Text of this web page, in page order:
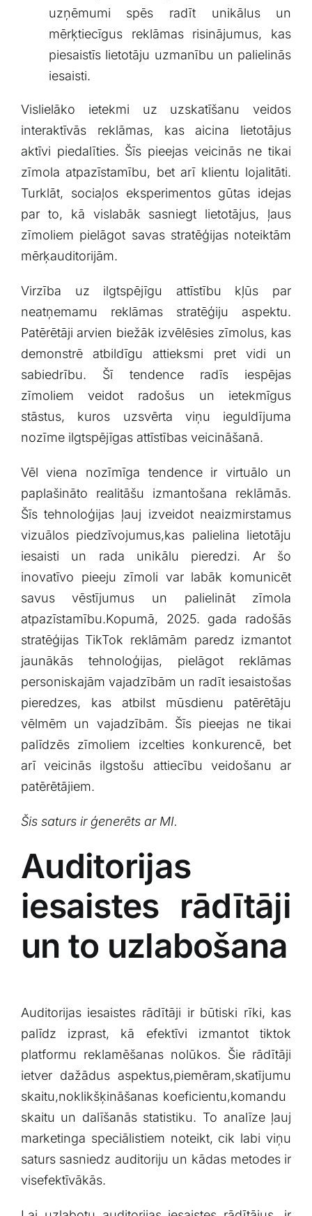
uzņēmumi spēs radīt unikālus un
mērķtiecīgus‍ reklāmas risinājumus, kas
piesaistīs lietotāju uzmanību un ⁤palielinās
iesaisti.
Vislielāko ietekmi uz uzskatīšanu ⁤veidos
interaktīvās reklāmas, kas ⁤aicina ‌lietotājus
aktīvi piedalīties. Šīs pieejas veicinās ne tikai
zīmola atpazīstamību,⁣ bet arī ⁢klientu ⁢lojalitāti.
‌Turklāt, sociaļos eksperimentos gūtas idejas⁢
par to, kā ⁤vislabāk sasniegt lietotājus,⁢ ļaus
⁤zīmoliem pielāgot savas stratēģijas noteiktām
⁢mērķauditorijām.
Virzība uz ilgtspējīgu ⁣attīstību ⁢kļūs par
neatņemamu ⁢reklāmas stratēģiju aspektu.
Patērētāji arvien ‍biežāk izvēlēsies zīmolus, kas
demonstrē atbildīgu⁢ attieksmi pret ⁣vidi un
sabiedrību. Šī tendence radīs iespējas
zīmoliem‌ veidot radošus ⁣un ietekmīgus
stāstus, kuros uzsvērta⁢ viņu ieguldījuma
nozīme ilgtspējīgas attīstības veicināšanā.
Vēl viena‌ nozīmīga tendence ir virtuālo un⁢
paplašināto ⁢realitāšu‌ izmantošana reklāmās.
Šīs tehnoloģijas​ ļauj⁢ izveidot neaizmirstamus
vizuālos piedzīvojumus,kas palielina lietotāju
‌iesaisti un rada​ unikālu pieredzi. ‌Ar šo
inovatīvo ‌pieeju zīmoli var labāk komunicēt
⁢savus vēstījumus un‌ palielināt zīmola
atpazīstamību.Kopumā, 2025. gada radošās
stratēģijas ‍TikTok reklāmām paredz izmantot
jaunākās tehnoloģijas, pielāgot reklāmas
personiskajām vajadzībām un radīt iesaistošas
pieredzes, kas atbilst mūsdienu patērētāju
vēlmēm un ‌vajadzībām. Šīs pieejas ne tikai
palīdzēs ‌zīmoliem izcelties konkurencē, bet
arī veicinās ilgstošu ‍attiecību‍ veidošanu ⁤ar
patērētājiem.
Šis saturs ir⁢ ģenerēts ar MI.
Auditorijas
iesaistes rādītāji
un to uzlabošana
Auditorijas iesaistes rādītāji ir būtiski rīki, kas
palīdz izprast, kā efektīvi izmantot tiktok
platformu⁢ reklamēšanas ⁢nolūkos. Šie⁢ rādītāji
ietver dažādus aspektus,piemēram,skatījumu
skaitu,noklikšķināšanas koeficientu,komandu ​
skaitu un dalīšanās statistiku. To analīze ļauj
marketinga speciālistiem noteikt, cik labi viņu
saturs sasniedz auditoriju un kādas metodes ir
visefektīvākās.